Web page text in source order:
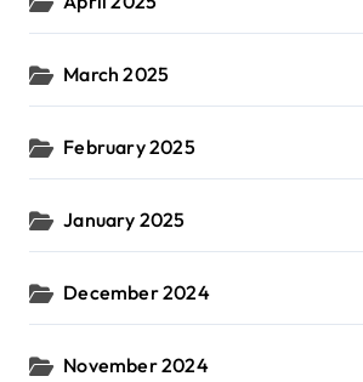
March 2025
February 2025
January 2025
December 2024
November 2024